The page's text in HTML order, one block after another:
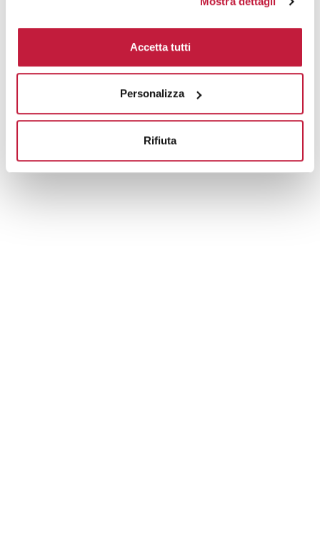
Accetta tutti
Personalizza
Rifiuta
Tecniche di stampa
Prodotti alternativi